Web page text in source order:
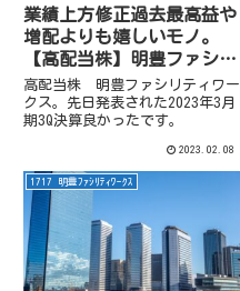
業績上方修正過去最高益や
増配よりも嬉しいモノ。
【高配当株】明豊ファシリ
ティワークス（1717）2023
年3月期3Q
高配当株 明豊ファシリティワー
クス。先日発表された2023年3月
期3Q決算良かったです。
2023.02.08
1717 明豊ﾌｧｼﾘﾃｨﾜｰｸｽ